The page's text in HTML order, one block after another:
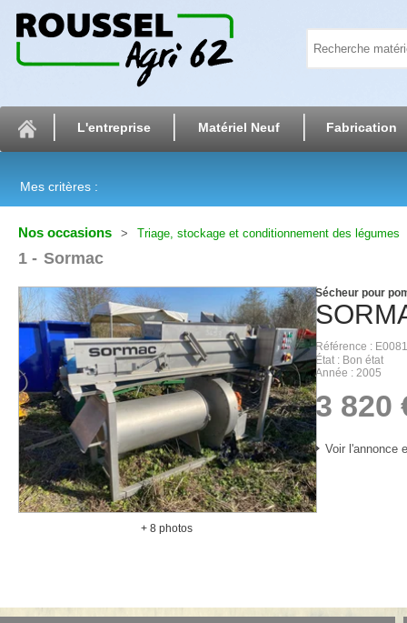
L'entreprise Matériel Neuf Fabrication
Mes critères :
Nos occasions Triage, stockage et conditionnement des légumes
1 Sormac
+ 8 photos
Sécheur pour
Référence
État
Bon état
Année
2005
3 820
Voir l'annonce